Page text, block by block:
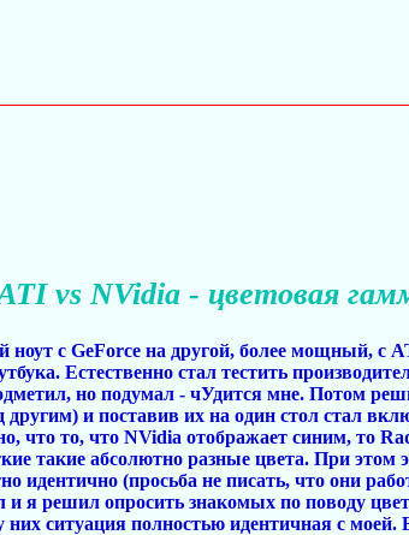
vs NVidia - цветовая
ноут с GeForce на другой, более мощный, с
Естественно стал тестить
но подумал - чУдится мне. Потом
другим) и поставив их на один стол стал
что то, что NVidia отображает синим, то
такие абсолютно разные цвета. При этом
идентично (просьба не писать, что они
я решил опросить знакомых по поводу
ситуация полностью идентичная с